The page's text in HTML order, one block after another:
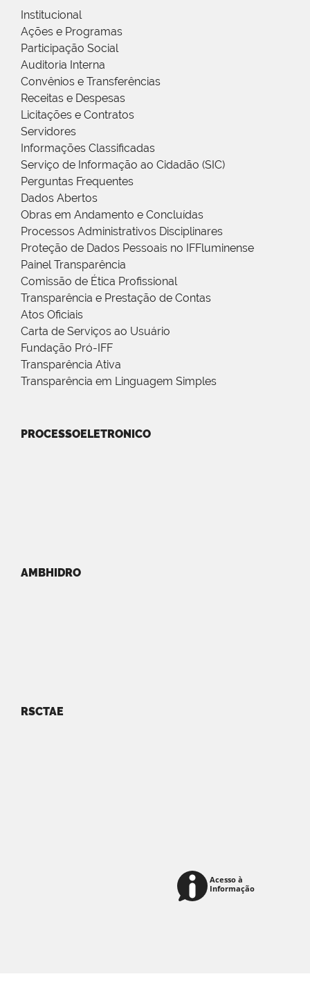
Institucional
Ações e Programas
Participação Social
Auditoria Interna
Convênios e Transferências
Receitas e Despesas
Licitações e Contratos
Servidores
Informações Classificadas
Serviço de Informação ao Cidadão (SIC)
Perguntas Frequentes
Dados Abertos
Obras em Andamento e Concluídas
Processos Administrativos Disciplinares
Proteção de Dados Pessoais no IFFluminense
Painel Transparência
Comissão de Ética Profissional
Transparência e Prestação de Contas
Atos Oficiais
Carta de Serviços ao Usuário
Fundação Pró-IFF
Transparência Ativa
Transparência em Linguagem Simples
PROCESSOELETRONICO
AMBHIDRO
RSCTAE